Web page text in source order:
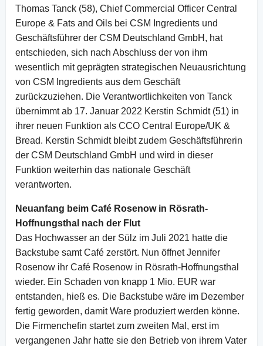
Thomas Tanck (58), Chief Commercial Officer Central
Europe & Fats and Oils bei CSM Ingredients und
Geschäftsführer der CSM Deutschland GmbH, hat
entschieden, sich nach Abschluss der von ihm
wesentlich mit geprägten strategischen Neuausrichtung
von CSM Ingredients aus dem Geschäft
zurückzuziehen. Die Verantwortlichkeiten von Tanck
übernimmt ab 17. Januar 2022 Kerstin Schmidt (51) in
ihrer neuen Funktion als CCO Central Europe/UK &
Bread. Kerstin Schmidt bleibt zudem Geschäftsführerin
der CSM Deutschland GmbH und wird in dieser
Funktion weiterhin das nationale Geschäft
verantworten.
Neuanfang beim Café Rosenow in Rösrath-
Hoffnungsthal nach der Flut
Das Hochwasser an der Sülz im Juli 2021 hatte die
Backstube samt Café zerstört. Nun öffnet Jennifer
Rosenow ihr Café Rosenow in Rösrath-Hoffnungsthal
wieder. Ein Schaden von knapp 1 Mio. EUR war
entstanden, hieß es. Die Backstube wäre im Dezember
fertig geworden, damit Ware produziert werden könne.
Die Firmenchefin startet zum zweiten Mal, erst im
vergangenen Jahr hatte sie den Betrieb von ihrem Vater